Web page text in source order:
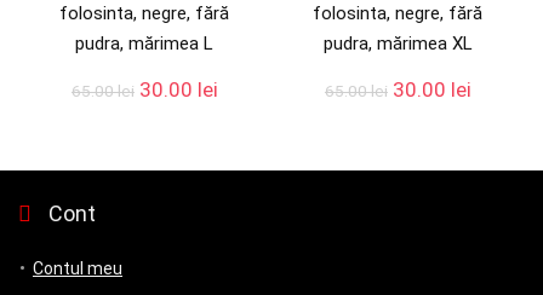
folosinta, negre, fără
pudra, mărimea L
65.00lei 30.00 lei
folosinta, negre, fără
pudra, mărimea XL
65.00lei 30.00 lei
Cont
Contul meu